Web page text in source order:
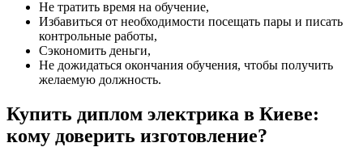
Не тратить время на обучение,
Избавиться от необходимости посещать пары и писать
контрольные работы,
Сэкономить деньги,
Не дожидаться окончания обучения, чтобы получить
желаемую должность.
Купить диплом электрика в Киеве:
кому доверить изготовление?